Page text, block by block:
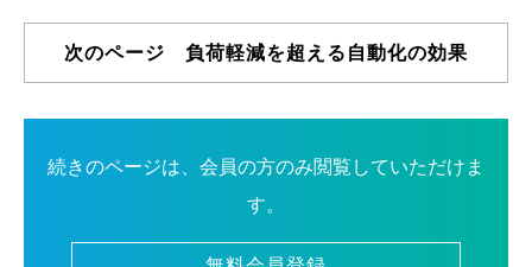
次のページ 負荷軽減を超える自動化の効果
続きのページは、会員の方のみ閲覧していただけま
す。